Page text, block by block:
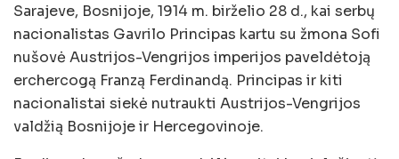
Sarajeve, Bosnijoje, 1914 m. birželio 28 d., kai serbų
nacionalistas Gavrilo Principas kartu su žmona Sofi
nušovė Austrijos-Vengrijos imperijos paveldėtoją
erchercogą Franzą Ferdinandą. Principas ir kiti
nacionalistai siekė nutraukti Austrijos-Vengrijos
valdžią Bosnijoje ir Hercegovinoje.